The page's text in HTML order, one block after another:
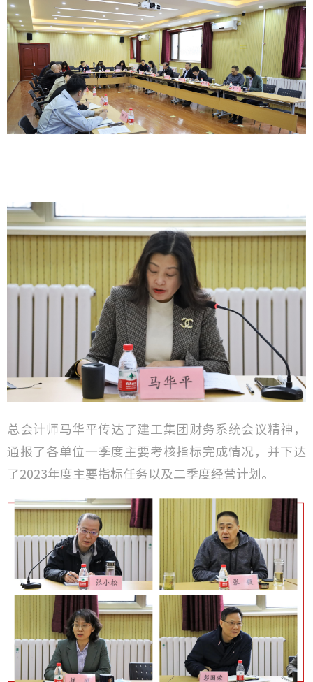
总会计师马华平传达了建工集团财务系统会议精神，
通报了各单位一季度主要考核指标完成情况，并下达
了2023年度主要指标任务以及二季度经营计划。